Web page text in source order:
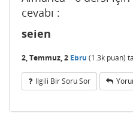
cevabı :
seien
2, Temmuz, 2 Ebru (1.3k puan)
Ilgili Bir Soru Sor